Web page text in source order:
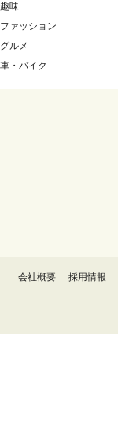
趣味
ファッション
グルメ
車・バイク
会社概要 採用情報